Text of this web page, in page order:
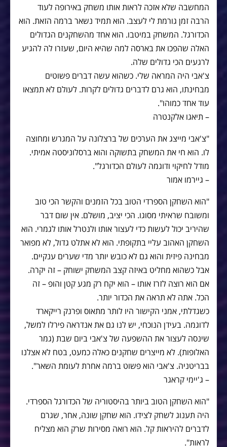
המחשבה שלא אזכה לראות אותו משחק באירופה לעוד
הרבה זמן גורמת לי לעצב. הוא תמיד נשאר ברמה הזאת. הוא
הכדורגל. המשחק במיטבו. הוא אחד מהשחקנים הגדולים
האלה שהפכו את בארסה למה שהיא היום, שעזרו לה להגיע
לרגעים הכי גדולים שלה.
צ'אבי היה המראה שלי. כשהוא עשה דברים פשוטים
מבחינתו, הוא גרם לדברים גדולים לקרות. לעולם לא תמצאו
עוד אחד כמוהו".
– תיאגו אלקנטרה
"צ'אבי מייצג את הערכים של ברצלונה על המגרש ומחוצה
לו. הוא חי את המשחק בתשוקה והוא ברסלוניסטה אמיתי.
מודל לחיקוי ודוגמה לעולם הכדורגל".
– גיירמו אמור
"הוא השחקן הספרדי הטוב בכל הזמנים והקשר הכי טוב
ומשובח שראיתי מסוגו. הכי יציב, מושלם. אין שום דבר
שהיריב יכול לעשות כדי לעצור אותו ולנטרל אותו לגמרי. הוא
השחקן האהוב עליי בתקופתי. הוא לא אתלט גדול, לא מפואר
מבחינה פיזית והוא גם לא כובש יותר מדי שערים ענקיים.
אבל כשהוא מחליט באיזה קצב המשחק ישוחק – זה יקרה.
אם הוא רוצה לזרז אותו – הוא יקח רק מגע קטן והופ – זה
הכל. אתה לא תראה את הכדור יותר.
כשגדלתי, אמני הקישור היו לותר מתאוס ופרנק רייקארד
לדוגמה. בעידן הנוכחי, יש לנו גם את אנדראה פירלו למשל,
שינסה לעצור את ההשפעה של צ'אבי ביום שבת (גמר
האלופות). לא מייצרים שחקנים כאלה כמעט, בטח לא אצלנו
בבריטניה. צ'אבי הוא פשוט ברמה אחרת לעומת השאר".
– ג'יימי קראגר
"הוא השחקן הטוב ביותר בהיסטוריה של הכדורגל הספרדי.
היה תענוג לשחק לצידו. הוא שחקן שונה, אחר, שגרם
לדברים להיראות קל. הוא רואה מסירות שרק הוא מצליח
לראות".